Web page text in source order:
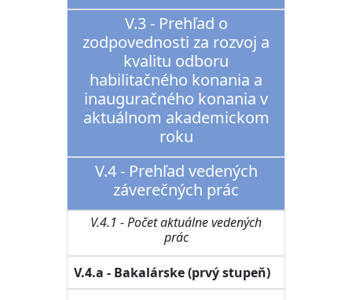
V.3 - Prehľad o
zodpovednosti za rozvoj a
kvalitu odboru
habilitačného konania a
inauguračného konania v
aktuálnom akademickom
roku
V.4 - Prehľad vedených
záverečných prác
V.4.1 - Počet aktuálne vedených
prác
V.4.a - Bakalárske (prvý stupeň)